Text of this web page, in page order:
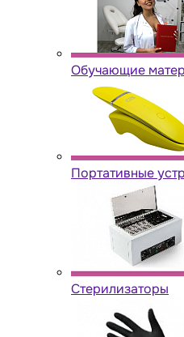
Обучающие
Портативные
Стерилизаторы